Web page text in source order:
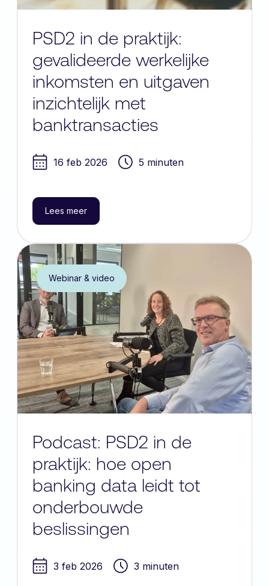
PSD2 in de praktijk:
gevalideerde werkelijke
inkomsten en uitgaven
inzichtelijk met
banktransacties
16 feb 2026 5 minuten
Lees meer
Webinar & video
Podcast: PSD2 in de
praktijk: hoe open
banking data leidt tot
onderbouwde
beslissingen
3 feb 2026 3 minuten